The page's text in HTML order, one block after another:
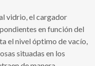
vidrio, el cargador
en función del
el nivel óptimo de vacío,
situadas en los